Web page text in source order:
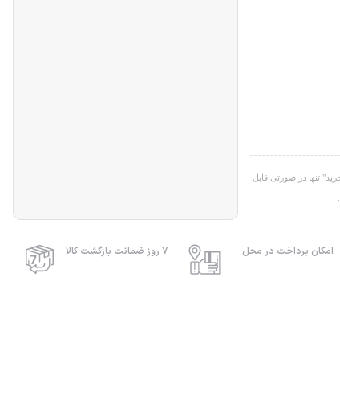
تنها در صورتی قابل
امکان پرداخت در محل 7 روز ضمانت بازگشت کالا